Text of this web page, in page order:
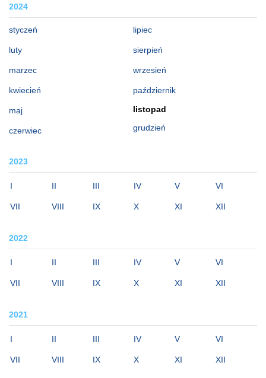
2024
styczeń
luty
marzec
kwiecień
maj
czerwiec
lipiec
sierpień
wrzesień
październik
listopad
grudzień
2023
I II III IV V VI
VII VIII IX X XI XII
2022
I II III IV V VI
VII VIII IX X XI XII
2021
I II III IV V VI
VII VIII IX X XI XII